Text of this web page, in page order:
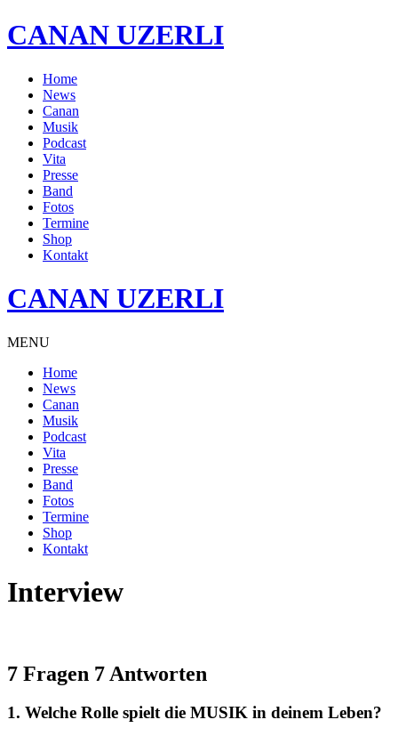
CANAN UZERLI
Home
News
Canan
Musik
Podcast
Vita
Presse
Band
Fotos
Termine
Shop
Kontakt
CANAN UZERLI
MENU
Home
News
Canan
Musik
Podcast
Vita
Presse
Band
Fotos
Termine
Shop
Kontakt
Interview
7 Fragen 7 Antworten
1. Welche Rolle spielt die MUSIK in deinem Leben?